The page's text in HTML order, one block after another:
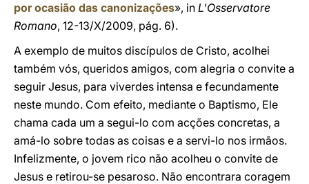
por ocasião das canonizações», in L'Osservatore
Romano, 12-13/X/2009, pág. 6).
A exemplo de muitos discípulos de Cristo, acolhei
também vós, queridos amigos, com alegria o convite a
seguir Jesus, para viverdes intensa e fecundamente
neste mundo. Com efeito, mediante o Baptismo, Ele
chama cada um a segui-lo com acções concretas, a
amá-lo sobre todas as coisas e a servi-lo nos irmãos.
Infelizmente, o jovem rico não acolheu o convite de
Jesus e retirou-se pesaroso. Não encontrara coragem